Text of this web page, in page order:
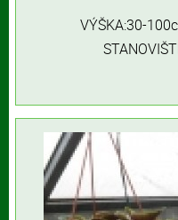
VÝŠKA:30-